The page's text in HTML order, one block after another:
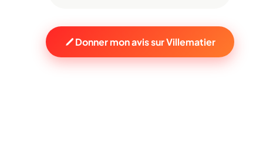
Donner mon avis sur Villematier